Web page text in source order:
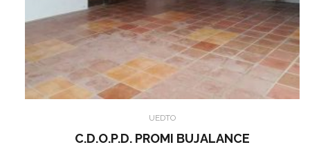
UEDTO
C.D.O.P.D. PROMI BUJALANCE